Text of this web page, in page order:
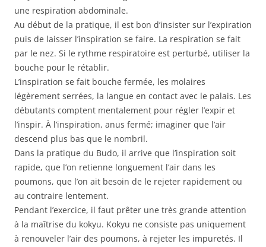
une respiration abdominale.
Au début de la pratique, il est bon d’insister sur l’expiration
puis de laisser l’inspiration se faire. La respiration se fait
par le nez. Si le rythme respiratoire est perturbé, utiliser la
bouche pour le rétablir.
L’inspiration se fait bouche fermée, les molaires
légèrement serrées, la langue en contact avec le palais. Les
débutants comptent mentalement pour régler l’expir et
l’inspir. À l’inspiration, anus fermé; imaginer que l’air
descend plus bas que le nombril.
Dans la pratique du Budo, il arrive que l’inspiration soit
rapide, que l’on retienne longuement l’air dans les
poumons, que l’on ait besoin de le rejeter rapidement ou
au contraire lentement.
Pendant l’exercice, il faut prêter une très grande attention
à la maîtrise du kokyu. Kokyu ne consiste pas uniquement
à renouveler l’air des poumons, à rejeter les impuretés. Il